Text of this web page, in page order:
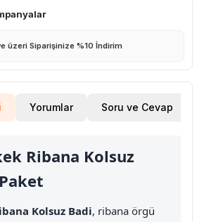
üzeri Siparişinize %10 İndirim
Yorumlar Soru ve Cevap
Ribana Kolsuz
Kolsuz Badi, ribana örgü